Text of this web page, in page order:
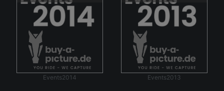
Events2014 Events2013